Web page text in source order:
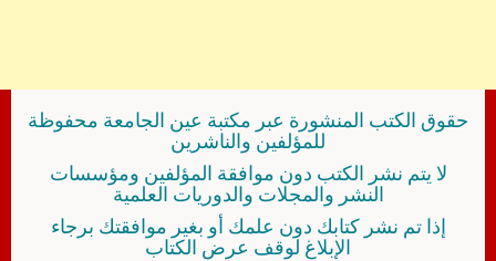
حقوق الكتب المنشورة عبر مكتبة عين الجامعة محفوظة
للمؤلفين والناشرين
لا يتم نشر الكتب دون موافقة المؤلفين ومؤسسات
النشر والمجلات والدوريات العلمية
إذا تم نشر كتابك دون علمك أو بغير موافقتك برجاء
الإبلاغ لوقف عرض الكتاب